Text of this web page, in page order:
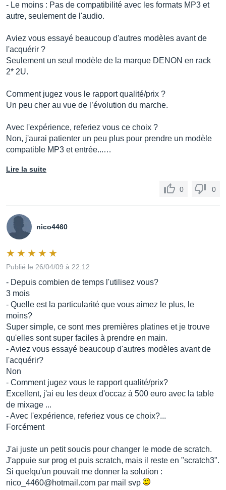
- Le moins : Pas de compatibilité avec les formats MP3 et
autre, seulement de l'audio.
Aviez vous essayé beaucoup d'autres modèles avant de
l'acquérir ?
Seulement un seul modèle de la marque DENON en rack
2* 2U.
Comment jugez vous le rapport qualité/prix ?
Un peu cher au vue de l’évolution du marche.
Avec l'expérience, referiez vous ce choix ?
Non, j'aurai patienter un peu plus pour prendre un modèle
compatible MP3 et entrée...…
Lire la suite
0 0
nico4460
Publié le 26/04/09 à 22:12
- Depuis combien de temps l'utilisez vous?
3 mois
- Quelle est la particularité que vous aimez le plus, le
moins?
Super simple, ce sont mes premières platines et je trouve
qu'elles sont super faciles à prendre en main.
- Aviez vous essayé beaucoup d'autres modèles avant de
l'acquérir?
Non
- Comment jugez vous le rapport qualité/prix?
Excellent, j'ai eu les deux d'occaz à 500 euro avec la table
de mixage ...
- Avec l'expérience, referiez vous ce choix?...
Forcément
J'ai juste un petit soucis pour changer le mode de scratch.
J'appuie sur prog et puis scratch, mais il reste en "scratch3".
Si quelqu'un pouvait me donner la solution :
nico_4460@hotmail.com par mail svp